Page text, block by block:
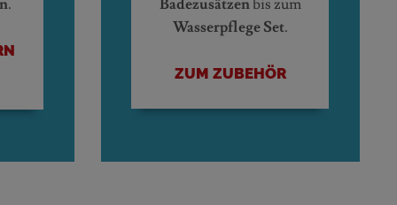
Wasserpflege Set.
ZUM ZUBEHÖR